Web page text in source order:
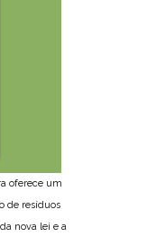
oferece um
de resíduos
nova lei e a